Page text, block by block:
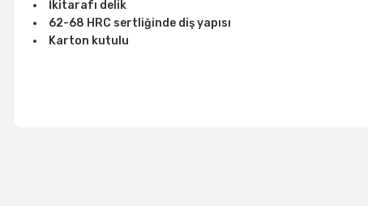
İkitarafı delik
62-68 HRC sertliğinde diş yapısı
Karton kutulu